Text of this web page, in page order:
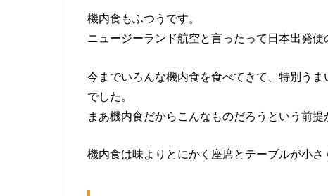
機内食もふつうです。
ニュージーランド航空と言ったって日本出発便
今までいろんな機内食を食べてきて、特別う
でした。
まあ機内食だからこんなものだろうという前提
機内食は味よりとにかく座席とテーブルが小さ